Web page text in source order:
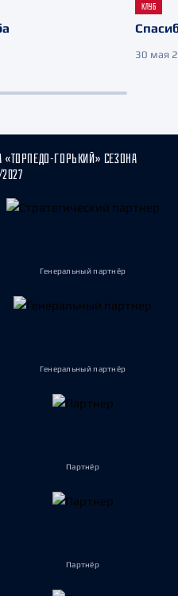
КЛУБ
30 мая
ГОРЬКИЙ» СЕЗОНА
Генеральный партнёр
Генеральный партнёр
Партнёр
Партнёр